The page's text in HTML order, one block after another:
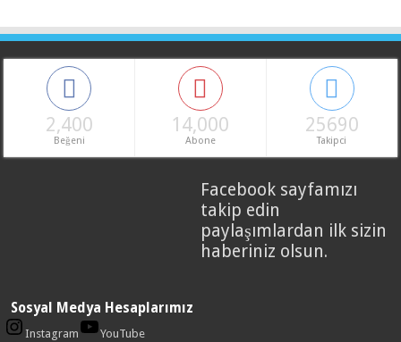
2,400
Beğeni
14,000
Abone
25690
Takipci
Sosyal Medya Hesaplarımız
Instagram
YouTube
Facebook sayfamızı
takip edin
paylaşımlardan ilk sizin
haberiniz olsun.